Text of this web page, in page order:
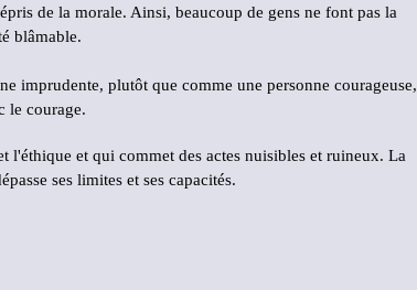
de la morale. Ainsi, beaucoup de gens ne font pas la
blâmable.
imprudente, plutôt que comme une personne courageuse,
le courage.
et qui commet des actes nuisibles et ruineux. La
ses limites et ses capacités.